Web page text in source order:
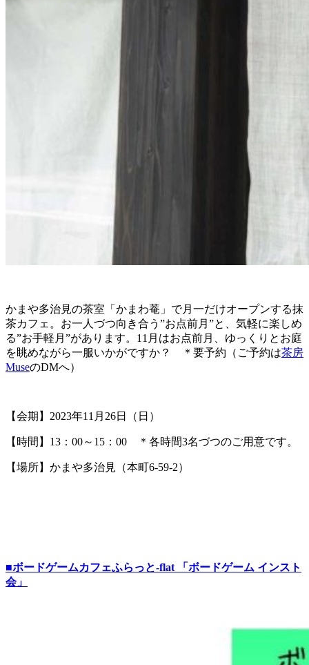
かまや多治見の茶室「かまわ菴」で月一だけオープンする抹
茶カフェ。お一人づつ向き合う”お点前月”と、気軽に楽しめ
る”お手軽月”があります。11月はお点前月、ゆっくりとお庭
を眺めながら一服いかがですか？ ＊要予約（ご予約は茶房
MuseのDMへ）
【会期】2023年11月26日（日）
【時間】13：00～15：00 ＊各時間3名づつのご用意です。
【場所】かまや多治見（本町6-59-2）
■ボードゲームカフェふらっと-flat 「ボードゲーム インスト
会」